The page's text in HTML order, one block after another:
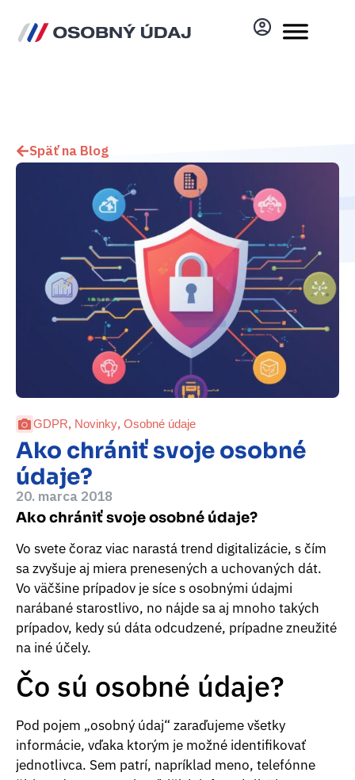
GDPR, Novinky, Osobné údaje
Ako chrániť svoje osobné
údaje?
20. marca 2018
Späť na Blog
Ako chrániť svoje osobné údaje?
Vo svete čoraz viac narastá trend digitalizácie, s čím
sa zvyšuje aj miera prenesených a uchovaných dát.
Vo väčšine prípadov je síce s osobnými údajmi
narábané starostlivo, no nájde sa aj mnoho takých
prípadov, kedy sú dáta odcudzené, prípadne zneužité
na iné účely.
Čo sú osobné údaje?
Pod pojem „osobný údaj“ zaraďujeme všetky
informácie, vďaka ktorým je možné identifikovať
jednotlivca. Sem patrí, napríklad meno, telefónne